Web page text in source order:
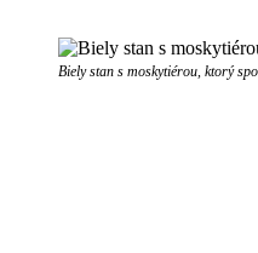
Biely stan s moskytiérou, ktorý